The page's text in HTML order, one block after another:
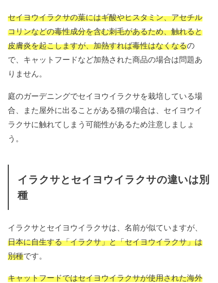
セイヨウイラクサの葉にはギ酸やヒスタミン、アセチル
コリンなどの毒性成分を含む刺毛があるため、触れると
皮膚炎を起こしますが、加熱すれば毒性はなくなるの
で、キャットフードなど加熱された商品の場合は問題あ
りません。
庭のガーデニングでセイヨウイラクサを栽培している場
合、また屋外に出ることがある猫の場合は、セイヨウイ
ラクサに触れてしまう可能性があるため注意しましょ
う。
イラクサとセイヨウイラクサの違いは別
種
イラクサとセイヨウイラクサは、名前が似ていますが、
日本に自生する「イラクサ」と「セイヨウイラクサ」は
別種です。
キャットフードではセイヨウイラクサが使用された海外